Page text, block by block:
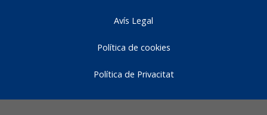
Avís Legal
Política de cookies
Política de Privacitat